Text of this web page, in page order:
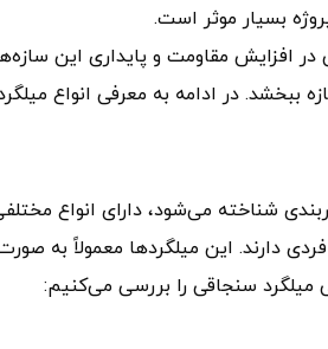
بسیار موثر است.
افزایش مقاومت و پایداری این
ببخشد. در ادامه به معرفی انواع
شناخته می‌شود، دارای انواع
دارند. این میلگردها معمولاً به
میلگرد سنجاقی را بررسی می‌کنیم: